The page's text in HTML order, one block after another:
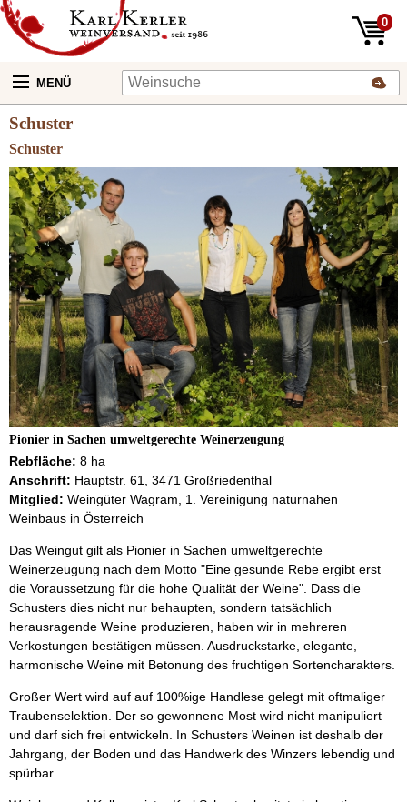
0
MENÜ
Schuster
Schuster
Pionier in Sachen umweltgerechte Weinerzeugung
Rebfläche: 8 ha
Anschrift: Hauptstr. 61, 3471 Großriedenthal
Mitglied: Weingüter Wagram, 1. Vereinigung naturnahen
Weinbaus in Österreich
Das Weingut gilt als Pionier in Sachen umweltgerechte
Weinerzeugung nach dem Motto "Eine gesunde Rebe ergibt erst
die Voraussetzung für die hohe Qualität der Weine". Dass die
Schusters dies nicht nur behaupten, sondern tatsächlich
herausragende Weine produzieren, haben wir in mehreren
Verkostungen bestätigen müssen. Ausdruckstarke, elegante,
harmonische Weine mit Betonung des fruchtigen Sortencharakters.
Großer Wert wird auf auf 100%ige Handlese gelegt mit oftmaliger
Traubenselektion. Der so gewonnene Most wird nicht manipuliert
und darf sich frei entwickeln. In Schusters Weinen ist deshalb der
Jahrgang, der Boden und das Handwerk des Winzers lebendig und
spürbar.